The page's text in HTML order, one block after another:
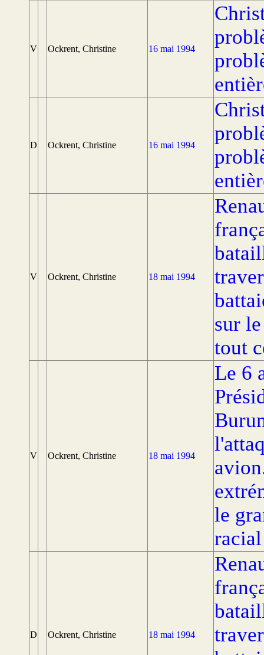
V Ockrent, Christine 16 mai 1994
D Ockrent, Christine 16 mai 1994
V Ockrent, Christine 18 mai 1994
sur
tout
V Ockrent, Christine 18 mai 1994
Le 6
le
D Ockrent, Christine 18 mai 1994